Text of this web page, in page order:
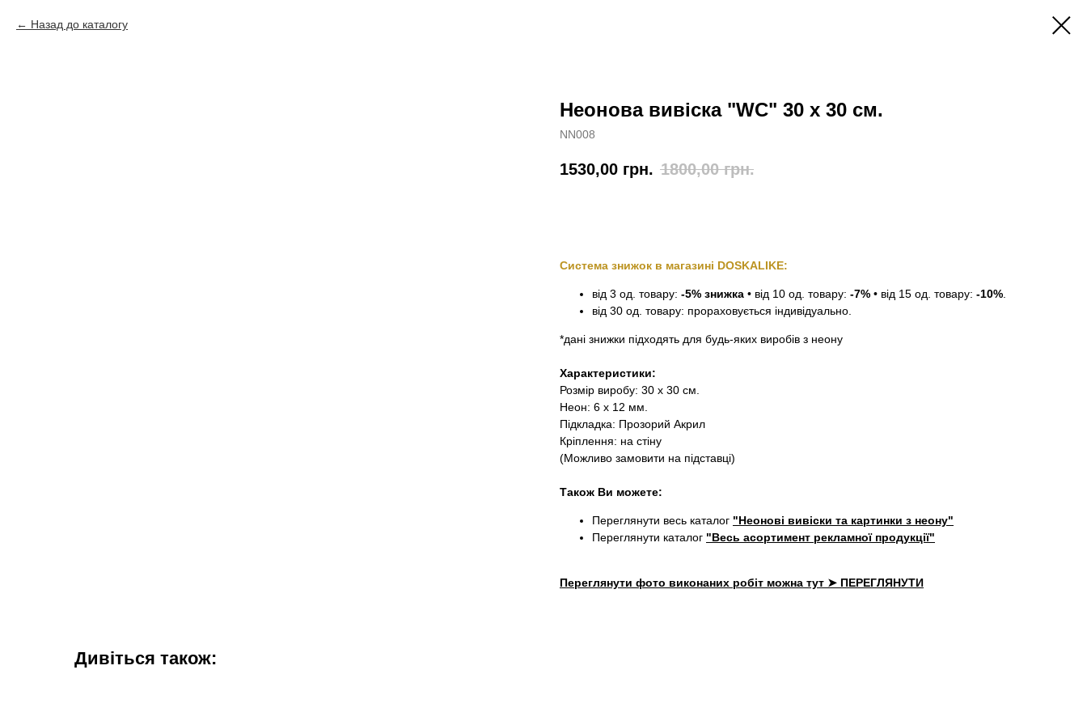
Назад до каталогу
Неонова вивіска "WC" 30 х 30 см.
NN008
1530,00 грн. 1800,00 грн.
Система знижок в магазині DOSKALIKE:
від 3 од. товару: -5% знижка • від 10 од. товару: -7% • від 15 од. товару: -10%.
від 30 од. товару: прораховується індивідуально.
*дані знижки підходять для будь-яких виробів з неону
Характеристики:
Розмір виробу: 30 х 30 см.
Неон: 6 х 12 мм.
Підкладка: Прозорий Акрил
Кріплення: на стіну
(Можливо замовити на підставці)
Також Ви можете:
Переглянути весь каталог "Неонові вивіски та картинки з неону"
Переглянути каталог "Весь асортимент рекламної продукції"
Переглянути фото виконаних робіт можна тут ➤ ПЕРЕГЛЯНУТИ
Дивіться також: